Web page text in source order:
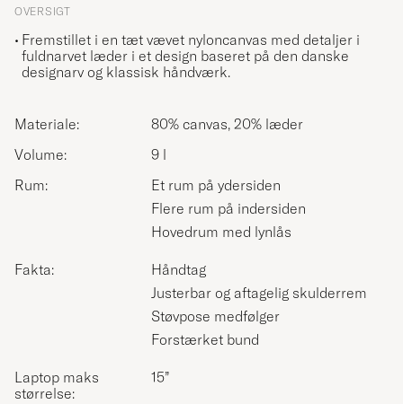
OVERSIGT
Fremstillet i en tæt vævet nyloncanvas med detaljer i
fuldnarvet læder i et design baseret på den danske
designarv og klassisk håndværk.
Materiale:
80% canvas, 20% læder
Volume:
9 l
Rum:
Et rum på ydersiden
Flere rum på indersiden
Hovedrum med lynlås
Fakta:
Håndtag
Justerbar og aftagelig skulderrem
Støvpose medfølger
Forstærket bund
Laptop maks
størrelse:
15”